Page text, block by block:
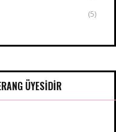
(5)
ÜYESIDIR